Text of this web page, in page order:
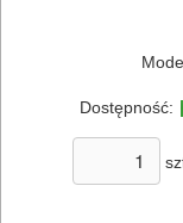
SIECIOWE
Dostępność: